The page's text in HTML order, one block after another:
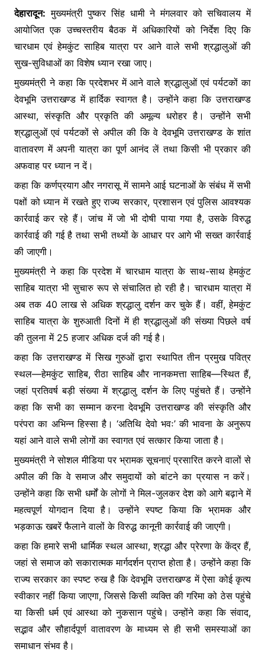
देहारादून: मुख्यमंत्री पुष्कर सिंह धामी ने मंगलवार को सचिवालय में
आयोजित एक उच्चस्तरीय बैठक में अधिकारियों को निर्देश दिए कि
चारधाम एवं हेमकुंट साहिब यात्रा पर आने वाले सभी श्रद्धालुओं की
सुख-सुविधाओं का विशेष ध्यान रखा जाए।
मुख्यमंत्री ने कहा कि प्रदेशभर में आने वाले श्रद्धालुओं एवं पर्यटकों का
देवभूमि उत्तराखण्ड में हार्दिक स्वागत है। उन्होंने कहा कि उत्तराखण्ड
आस्था, संस्कृति और प्रकृति की अमूल्य धरोहर है। उन्होंने सभी
श्रद्धालुओं एवं पर्यटकों से अपील की कि वे देवभूमि उत्तराखण्ड के शांत
वातावरण में अपनी यात्रा का पूर्ण आनंद लें तथा किसी भी प्रकार की
अफवाह पर ध्यान न दें।
कहा कि कर्णप्रयाग और नगरासू में सामने आई घटनाओं के संबंध में सभी
पक्षों को ध्यान में रखते हुए राज्य सरकार, प्रशासन एवं पुलिस आवश्यक
कार्रवाई कर रहे हैं। जांच में जो भी दोषी पाया गया है, उसके विरुद्ध
कार्रवाई की गई है तथा सभी तथ्यों के आधार पर आगे भी सख्त कार्रवाई
की जाएगी।
मुख्यमंत्री ने कहा कि प्रदेश में चारधाम यात्रा के साथ-साथ हेमकुंट
साहिब यात्रा भी सुचारु रूप से संचालित हो रही है। चारधाम यात्रा में
अब तक 40 लाख से अधिक श्रद्धालु दर्शन कर चुके हैं। वहीं, हेमकुंट
साहिब यात्रा के शुरुआती दिनों में ही श्रद्धालुओं की संख्या पिछले वर्ष
की तुलना में 25 हजार अधिक दर्ज की गई है।
कहा कि उत्तराखण्ड में सिख गुरुओं द्वारा स्थापित तीन प्रमुख पवित्र
स्थल—हेमकुंट साहिब, रीठा साहिब और नानकमत्ता साहिब—स्थित हैं,
जहां प्रतिवर्ष बड़ी संख्या में श्रद्धालु दर्शन के लिए पहुंचते हैं। उन्होंने
कहा कि सभी का सम्मान करना देवभूमि उत्तराखण्ड की संस्कृति और
परंपरा का अभिन्न हिस्सा है। ‘अतिथि देवो भवः’ की भावना के अनुरूप
यहां आने वाले सभी लोगों का स्वागत एवं सत्कार किया जाता है।
मुख्यमंत्री ने सोशल मीडिया पर भ्रामक सूचनाएं प्रसारित करने वालों से
अपील की कि वे समाज और समुदायों को बांटने का प्रयास न करें।
उन्होंने कहा कि सभी धर्मों के लोगों ने मिल-जुलकर देश को आगे बढ़ाने में
महत्वपूर्ण योगदान दिया है। उन्होंने स्पष्ट किया कि भ्रामक और
भड़काऊ खबरें फैलाने वालों के विरुद्ध कानूनी कार्रवाई की जाएगी।
कहा कि हमारे सभी धार्मिक स्थल आस्था, श्रद्धा और प्रेरणा के केंद्र हैं,
जहां से समाज को सकारात्मक मार्गदर्शन प्राप्त होता है। उन्होंने कहा कि
राज्य सरकार का स्पष्ट रुख है कि देवभूमि उत्तराखण्ड में ऐसा कोई कृत्य
स्वीकार नहीं किया जाएगा, जिससे किसी व्यक्ति की गरिमा को ठेस पहुंचे
या किसी धर्म एवं आस्था को नुकसान पहुंचे। उन्होंने कहा कि संवाद,
सद्भाव और सौहार्दपूर्ण वातावरण के माध्यम से ही सभी समस्याओं का
समाधान संभव है।